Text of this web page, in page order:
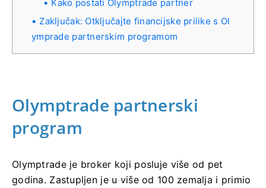
Kako postati Olymptrade partner
Zaključak: Otključajte financijske prilike s Ol
ymprade partnerskim programom
Olymptrade partnerski
program
Olymptrade je broker koji posluje više od pet
godina. Zastupljen je u više od 100 zemalja i primio